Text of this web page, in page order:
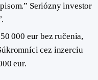
Seriózny investor
000 eur bez ručenia,
cez inzerciu
eur.